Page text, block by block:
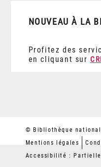
NOUVEAU À LA
Profitez des
en cliquant sur
© Bibliothèque
Mentions légales
Accessibilité :